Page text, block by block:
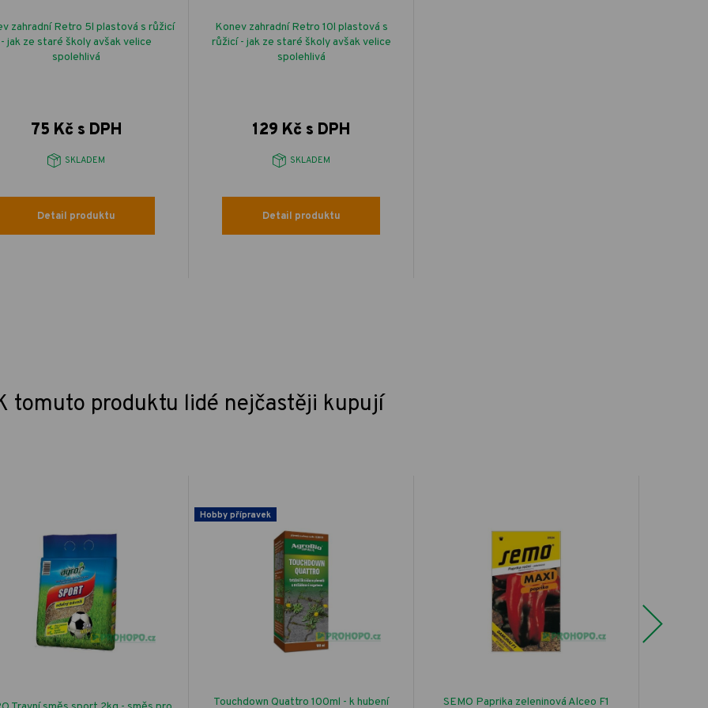
zahradní Retro 5l plastová s růžicí
- jak ze staré školy avšak velice
spolehlivá
75 Kč s DPH
SKLADEM
Detail produktu
Konev zahradní Retro 10l plastová s
růžicí - jak ze staré školy avšak velice
spolehlivá
129 Kč s DPH
SKLADEM
Detail produktu
tomuto produktu lidé nejčastěji kupují
Hobby přípravek
Touchdown Quattro 100ml - k hubení SEMO Paprika zeleninová Alceo F1
Next